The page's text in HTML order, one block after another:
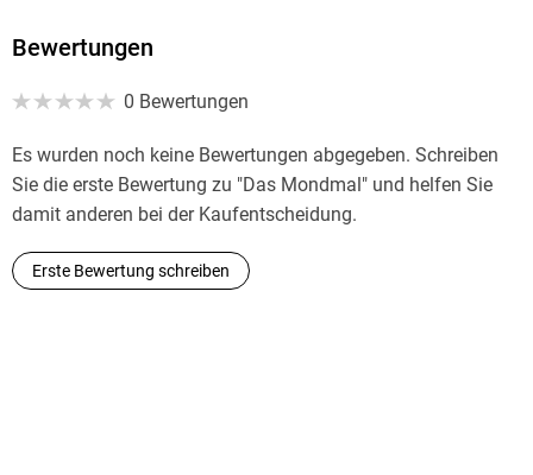
Bewertungen
0 Bewertungen
Es wurden noch keine Bewertungen abgegeben. Schreiben
Sie die erste Bewertung zu "Das Mondmal" und helfen Sie
damit anderen bei der Kaufentscheidung.
Erste Bewertung schreiben